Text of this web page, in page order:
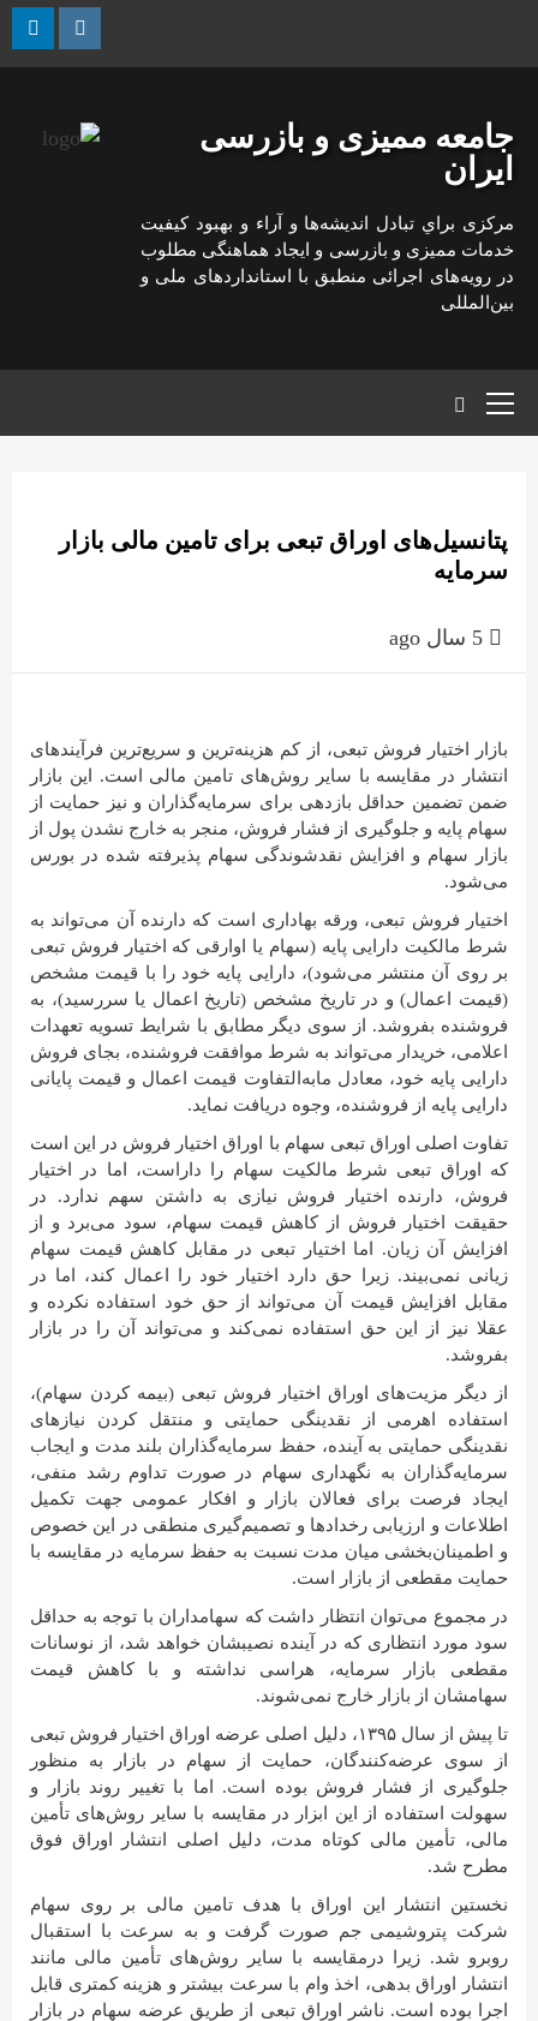
Instagram
جامعه ممیزی و بازرسی
ایران
مركزی براي تبادل انديشه‌ها و آراء و بهبود كيفيت
خدمات مميزی و بازرسی و ايجاد هماهنگی مطلوب
در رويه‌های اجرائی منطبق با استانداردهای ملی و
بين‌المللی
پتانسیل‌های اوراق تبعی برای تامین مالی بازار
سرمایه
بازار اختیار فروش تبعی، از کم هزینه‌ترین و سریع‌ترین فرآیندهای
انتشار در مقایسه با سایر روش‌های تامین مالی است. این بازار
ضمن تضمین حداقل بازدهی برای سرمایه‌گذاران و نیز حمایت از
سهام پایه و جلوگیری از فشار فروش، منجر به خارج نشدن پول از
بازار سهام و افزایش نقدشوندگی سهام پذیرفته شده در بورس
می‌شود.
اختیار فروش تبعی، ورقه بهاداری است که دارنده آن می‌تواند به
شرط مالکیت دارایی پایه (سهام یا اوارقی که اختیار فروش تبعی
بر روی آن منتشر می‌شود)، دارایی پایه خود را با قیمت مشخص
‌(قیمت اعمال) و در تاریخ مشخص (تاریخ اعمال یا سررسید)، به
فروشنده بفروشد. از سوی دیگر مطابق با شرایط تسویه تعهدات
اعلامی، خریدار می‌تواند به شرط موافقت فروشنده، بجای فروش
دارایی پایه خود، معادل مابه‌التفاوت قیمت اعمال و قیمت پایانی
دارایی پایه از فروشنده، وجوه دریافت نماید.
تفاوت اصلی اوراق تبعی سهام با اوراق اختیار فروش در این است
که اوراق تبعی شرط مالکیت سهام را داراست، اما در اختیار
فروش، دارنده اختیار فروش نیازی به داشتن سهم ندارد. در
حقیقت اختیار فروش از کاهش قیمت سهام، سود می‌برد و از
افزایش آن زیان. اما اختیار تبعی در مقابل کاهش قیمت سهام
زیانی نمی‌بیند. زیرا حق دارد اختیار خود را اعمال کند، اما در
مقابل افزایش قیمت آن می‌تواند از حق خود استفاده نکرده و
عقلا نیز از این حق استفاده نمی‌کند و می‌تواند آن را در بازار
بفروشد.
از دیگر مزیت‌های اوراق اختیار فروش تبعی (بیمه کردن سهام)،
استفاده اهرمی از نقدینگی حمایتی و منتقل کردن نیازهای
نقدینگی حمایتی به آینده، حفظ سرمایه‌گذاران بلند مدت و ایجاب
سرمایه‌گذاران به نگهداری سهام در صورت تداوم رشد منفی،
ایجاد فرصت برای فعالان بازار و افکار عمومی جهت تکمیل
اطلاعات و ارزیابی رخدادها و تصمیم‌گیری منطقی در این خصوص
و اطمینان‌بخشی میان مدت نسبت به حفظ سرمایه در مقایسه با
حمایت مقطعی از بازار است.
در مجموع می‌توان انتظار داشت که سهامداران با توجه به حداقل
سود مورد انتظاری که در آینده نصیبشان خواهد شد، از نوسانات
مقطعی بازار سرمایه، هراسی نداشته و با کاهش قیمت
سهامشان از بازار خارج نمی‌شوند.
تا پیش از سال ۱۳۹۵، دلیل اصلی عرضه اوراق اختیار فروش تبعی
از سوی عرضه‌کنندگان، حمایت از سهام در بازار به منظور
جلوگیری از فشار فروش بوده است. اما با تغییر روند بازار و
سهولت استفاده از این ابزار در مقایسه با سایر روش‌های تأمین
مالی، تأمین مالی کوتاه مدت، دلیل اصلی انتشار اوراق فوق
مطرح شد.
نخستین انتشار این اوراق با هدف تامین مالی بر روی سهام
شرکت پتروشیمی جم صورت گرفت و به سرعت با استقبال
روبرو شد. زیرا درمقایسه با سایر روش‌های تأمین مالی مانند
انتشار اوراق بدهی، اخذ وام با سرعت بیشتر و هزینه کمتری قابل
اجرا بوده است. ناشر اوراق تبعی از طریق عرضه سهام در بازار